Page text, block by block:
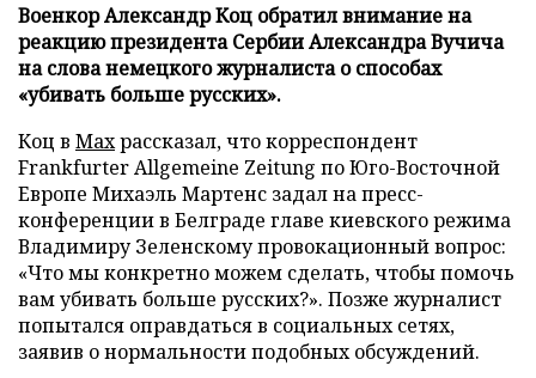
Военкор Александр Коц обратил внимание на
реакцию президента Сербии Александра Вучича
на слова немецкого журналиста о способах
«убивать больше русских».
Коц в Махрассказал, что корреспондент
Frankfurter Allgemeine Zeitung по Юго-Восточной
Европе Михаэль Мартенс задал на пресс-
конференции в Белграде главе киевского режима
Владимиру Зеленскому провокационный вопрос:
«Что мы конкретно можем сделать, чтобы помочь
вам убивать больше русских?». Позже журналист
попытался оправдаться в социальных сетях,
заявив о нормальности подобных обсуждений.